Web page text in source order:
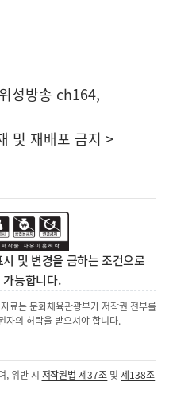
성방송 ch164,
및 재배포 금지 >
및 변경을 금하는 조건으로
능합니다.
료는 문화체육관광부가 저작권 전부를
자의 허락을 받으셔야 합니다.
, 위반 시 저작권법 제37조 및제138조